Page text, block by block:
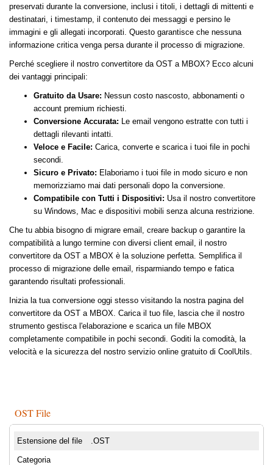
preservati durante la conversione, inclusi i titoli, i dettagli di mittenti e
destinatari, i timestamp, il contenuto dei messaggi e persino le
immagini e gli allegati incorporati. Questo garantisce che nessuna
informazione critica venga persa durante il processo di migrazione.
Perché scegliere il nostro convertitore da OST a MBOX? Ecco alcuni
dei vantaggi principali:
Gratuito da Usare: Nessun costo nascosto, abbonamenti o
account premium richiesti.
Conversione Accurata: Le email vengono estratte con tutti i
dettagli rilevanti intatti.
Veloce e Facile: Carica, converte e scarica i tuoi file in pochi
secondi.
Sicuro e Privato: Elaboriamo i tuoi file in modo sicuro e non
memorizziamo mai dati personali dopo la conversione.
Compatibile con Tutti i Dispositivi: Usa il nostro convertitore
su Windows, Mac e dispositivi mobili senza alcuna restrizione.
Che tu abbia bisogno di migrare email, creare backup o garantire la
compatibilità a lungo termine con diversi client email, il nostro
convertitore da OST a MBOX è la soluzione perfetta. Semplifica il
processo di migrazione delle email, risparmiando tempo e fatica
garantendo risultati professionali.
Inizia la tua conversione oggi stesso visitando la nostra pagina del
convertitore da OST a MBOX. Carica il tuo file, lascia che il nostro
strumento gestisca l'elaborazione e scarica un file MBOX
completamente compatibile in pochi secondi. Goditi la comodità, la
velocità e la sicurezza del nostro servizio online gratuito di CoolUtils.
OST File
Estensione del file .OST
Categoria